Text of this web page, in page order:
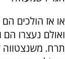
או אז הולכים הם
ואולם נעצרו
תרח. משנצטווה